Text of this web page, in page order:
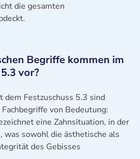
die gesamten
Begriffe kommen im
vor?
dem Festzuschuss 5.3 sind
von Bedeutung:
eine Zahnsituation, in der
was sowohl die ästhetische als
des Gebisses